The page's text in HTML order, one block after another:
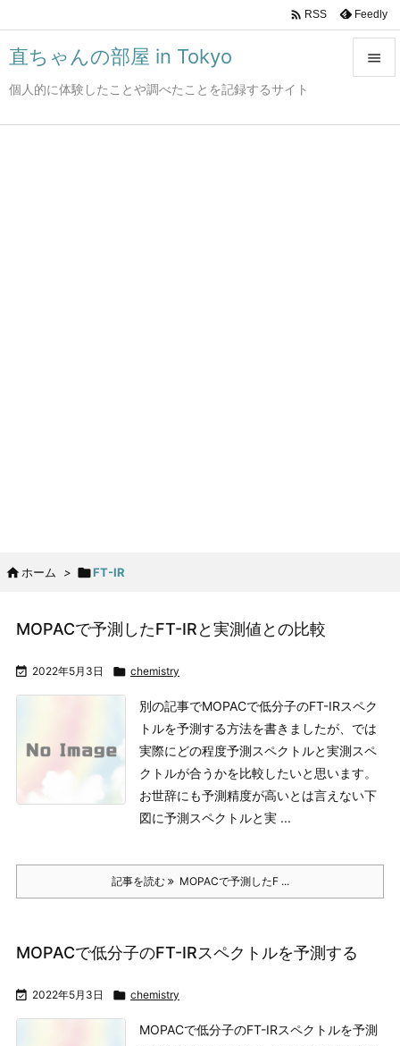
直ちゃんの部屋 in Tokyo
個人的に体験したことや調べたことを記録するサイト

 RSS Feedly
 ホーム > FT-IR
MOPACで予測したFT-IRと実測値との比較
 2022年5月3日  chemistry
別の記事でMOPACで低分子のFT-IRスペク
トルを予測する方法を書きましたが、では
実際にどの程度予測スペクトルと実測スペ
クトルが合うかを比較したいと思います。
お世辞にも予測精度が高いとは言えない下
図に予測スペクトルと実 ...
記事を読む MOPACで予測したF ...
MOPACで低分子のFT-IRスペクトルを予測する
 2022年5月3日  chemistry
MOPACで低分子のFT-IRスペクトルを予測